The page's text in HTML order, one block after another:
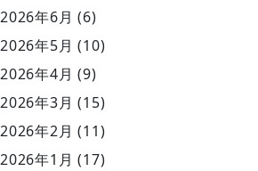
2026年6月 (6)
2026年5月 (10)
2026年4月 (9)
2026年3月 (15)
2026年2月 (11)
2026年1月 (17)